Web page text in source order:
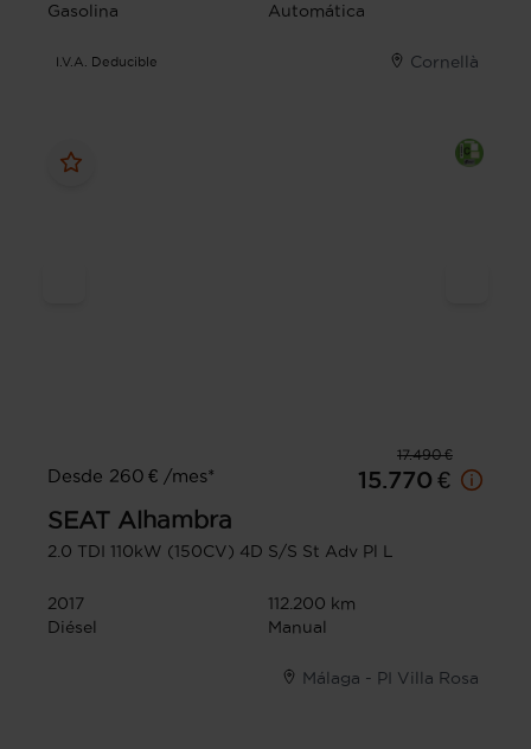
Gasolina
Automática
I.V.A. Deducible Cornellà
17.490 €
Desde 260 € /mes*
15.770 €
SEAT Alhambra
2.0 TDI 110kW (150CV) 4D S/S St Adv Pl L
2017
112.200 km
Diésel
Manual
Málaga - PI Villa Rosa